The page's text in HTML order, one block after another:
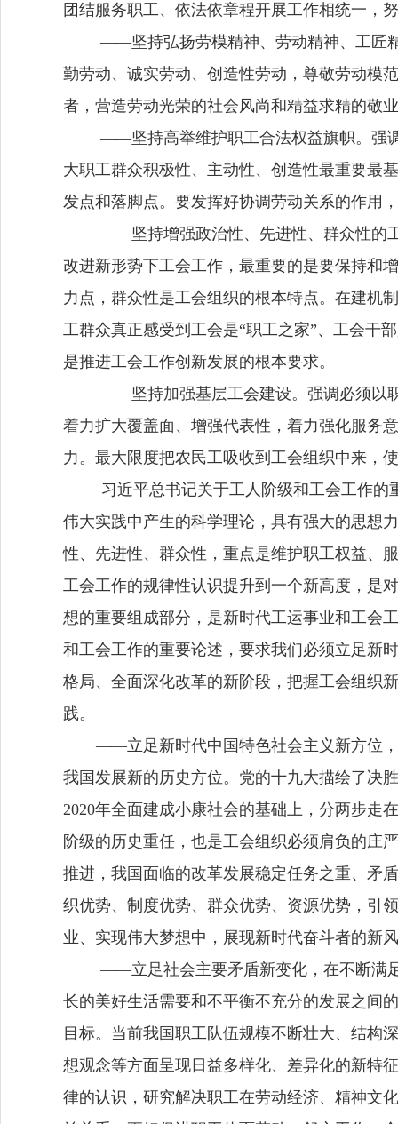
团结服务职工、依法依章程开展工作相统一，
——坚持弘扬劳模精神、劳动精神、工匠
勤劳动、诚实劳动、创造性劳动，尊敬劳动模
者，营造劳动光荣的社会风尚和精益求精的敬
——坚持高举维护职工合法权益旗帜。 强
大职工群众积极性、主动性、创造性最重要最
发点和落脚点。要发挥好协调劳动关系的作用
——坚持增强政治性、先进性、群众性的
改进新形势下工会工作，最重要的是要保持和
力点，群众性是工会组织的根本特点。在建机
工群众真正感受到工会是“职工之家”、工会干
是推进工会工作创新发展的根本要求。
——坚持加强基层工会建设。 强调必须以
着力扩大覆盖面、增强代表性，着力强化服务
力。最大限度把农民工吸收到工会组织中来，
习近平总书记关于工人阶级和工会工作
伟大实践中产生的科学理论，具有强大的思想
性、先进性、群众性，重点是维护职工权益、
工会工作的规律性认识提升到一个新高度，是
想的重要组成部分，是新时代工运事业和工会
和工会工作的重要论述，要求我们必须立足新
格局、全面深化改革的新阶段，把握工会组织
践。
——立足新时代中国特色社会主义新方位
我国发展新的历史方位。 党的十九大描绘了决
2020年全面建成小康社会的基础上， 分两步走
阶级的历史重任，也是工会组织必须肩负的庄
推进，我国面临的改革发展稳定任务之重、矛
织优势、制度优势、群众优势、资源优势，引
业、实现伟大梦想中，展现新时代奋斗者的新
——立足社会主要矛盾新变化，在不断满
长的美好生活需要和不平衡不充分的发展之间
目标。当前我国职工队伍规模不断壮大、结构
想观念等方面呈现日益多样化、差异化的新特
律的认识，研究解决职工在劳动经济、精神文